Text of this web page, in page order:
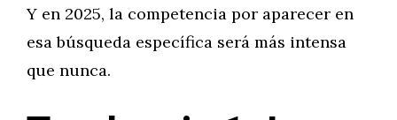
Y en 2025, la competencia por aparecer en
esa búsqueda específica será más intensa
que nunca.